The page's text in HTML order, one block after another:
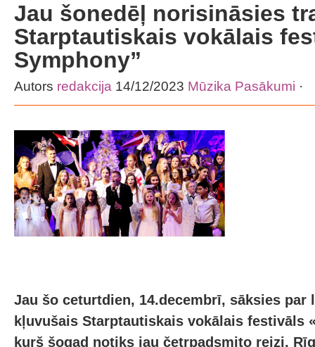
Jau šonedēļ norisināsies
Starptautiskais vokālais
Symphony”
Autors redakcija 14/12/2023 Mūzika Pasākumi ·
Jau šo ceturtdien, 14.decembrī, sāksies par
kļuvušais Starptautiskais vokālais festivāls
kurš šogad notiks jau četrpadsmito reizi,